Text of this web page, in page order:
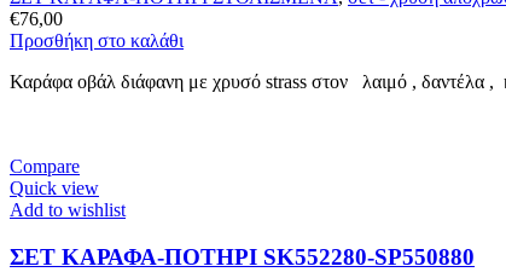
€76,00
Προσθήκη στο καλάθι
Καράφα οβάλ διάφανη με χρυσό strass στον λαιμό , δαντέλα ,
Compare
Quick view
Add to wishlist
ΣΕΤ ΚΑΡΑΦΑ-ΠΟΤΗΡΙ SK552280-SP550880